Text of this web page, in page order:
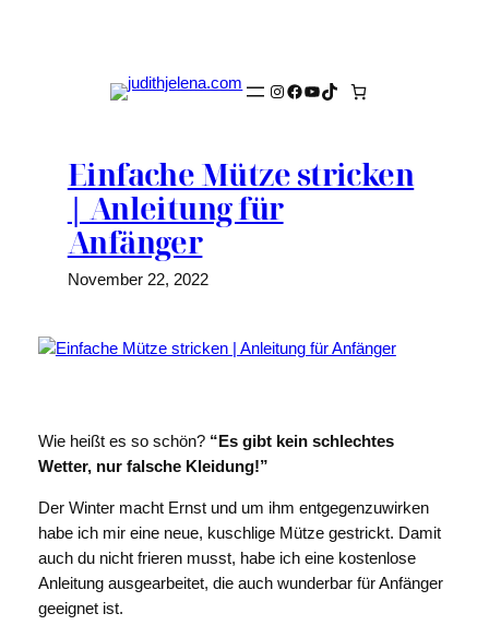
Instagram
Facebook
YouTube
TikTok
Einfache Mütze stricken
| Anleitung für
Anfänger
November 22, 2022
Wie heißt es so schön? “Es gibt kein schlechtes
Wetter, nur falsche Kleidung!”
Der Winter macht Ernst und um ihm entgegenzuwirken
habe ich mir eine neue, kuschlige Mütze gestrickt. Damit
auch du nicht frieren musst, habe ich eine kostenlose
Anleitung ausgearbeitet, die auch wunderbar für Anfänger
geeignet ist.